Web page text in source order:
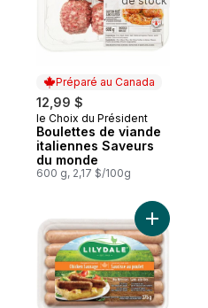
Préparé au Canada
12,99 $
Préparé au Canada
le Choix du Président
Boulettes de viande
italiennes Saveurs
du monde
600 g, 2,17 $/100g
Ajouter